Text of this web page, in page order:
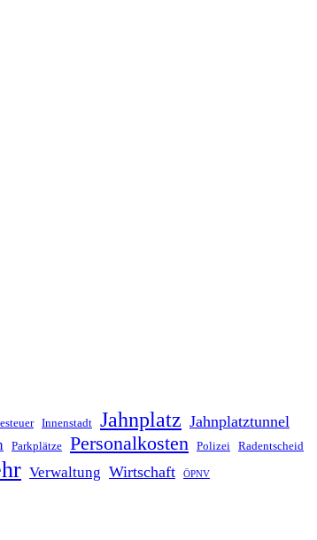
Innenstadt Jahnplatz Jahnplatztunnel
Parkplätze Personalkosten Polizei Radentscheid
Verwaltung Wirtschaft ÖPNV